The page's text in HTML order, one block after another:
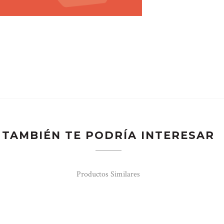
TAMBIÉN TE PODRÍA INTERESAR
Productos Similares